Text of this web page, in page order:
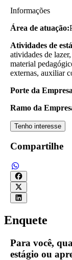
Informações
Área de atuação:
Atividades de
atividades de
material
externas, auxiliar
Porte da
Ramo da
Tenho interesse
Compartilhe
Enquete
Para você,
estágio ou